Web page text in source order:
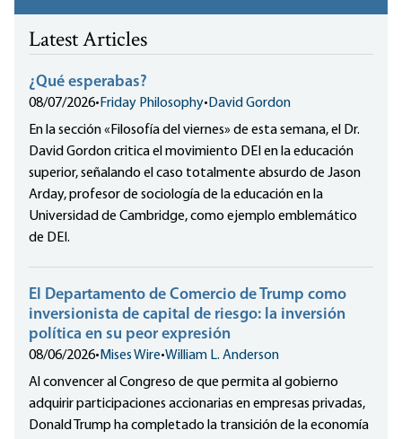
Latest Articles
¿Qué esperabas?
08/07/2026• Friday Philosophy• David Gordon
En la sección «Filosofía del viernes» de esta semana, el Dr.
David Gordon critica el movimiento DEI en la educación
superior, señalando el caso totalmente absurdo de Jason
Arday, profesor de sociología de la educación en la
Universidad de Cambridge, como ejemplo emblemático
de DEI.
El Departamento de Comercio de Trump como
inversionista de capital de riesgo: la inversión
política en su peor expresión
08/06/2026• Mises Wire•William L. Anderson
Al convencer al Congreso de que permita al gobierno
adquirir participaciones accionarias en empresas privadas,
Donald Trump ha completado la transición de la economía